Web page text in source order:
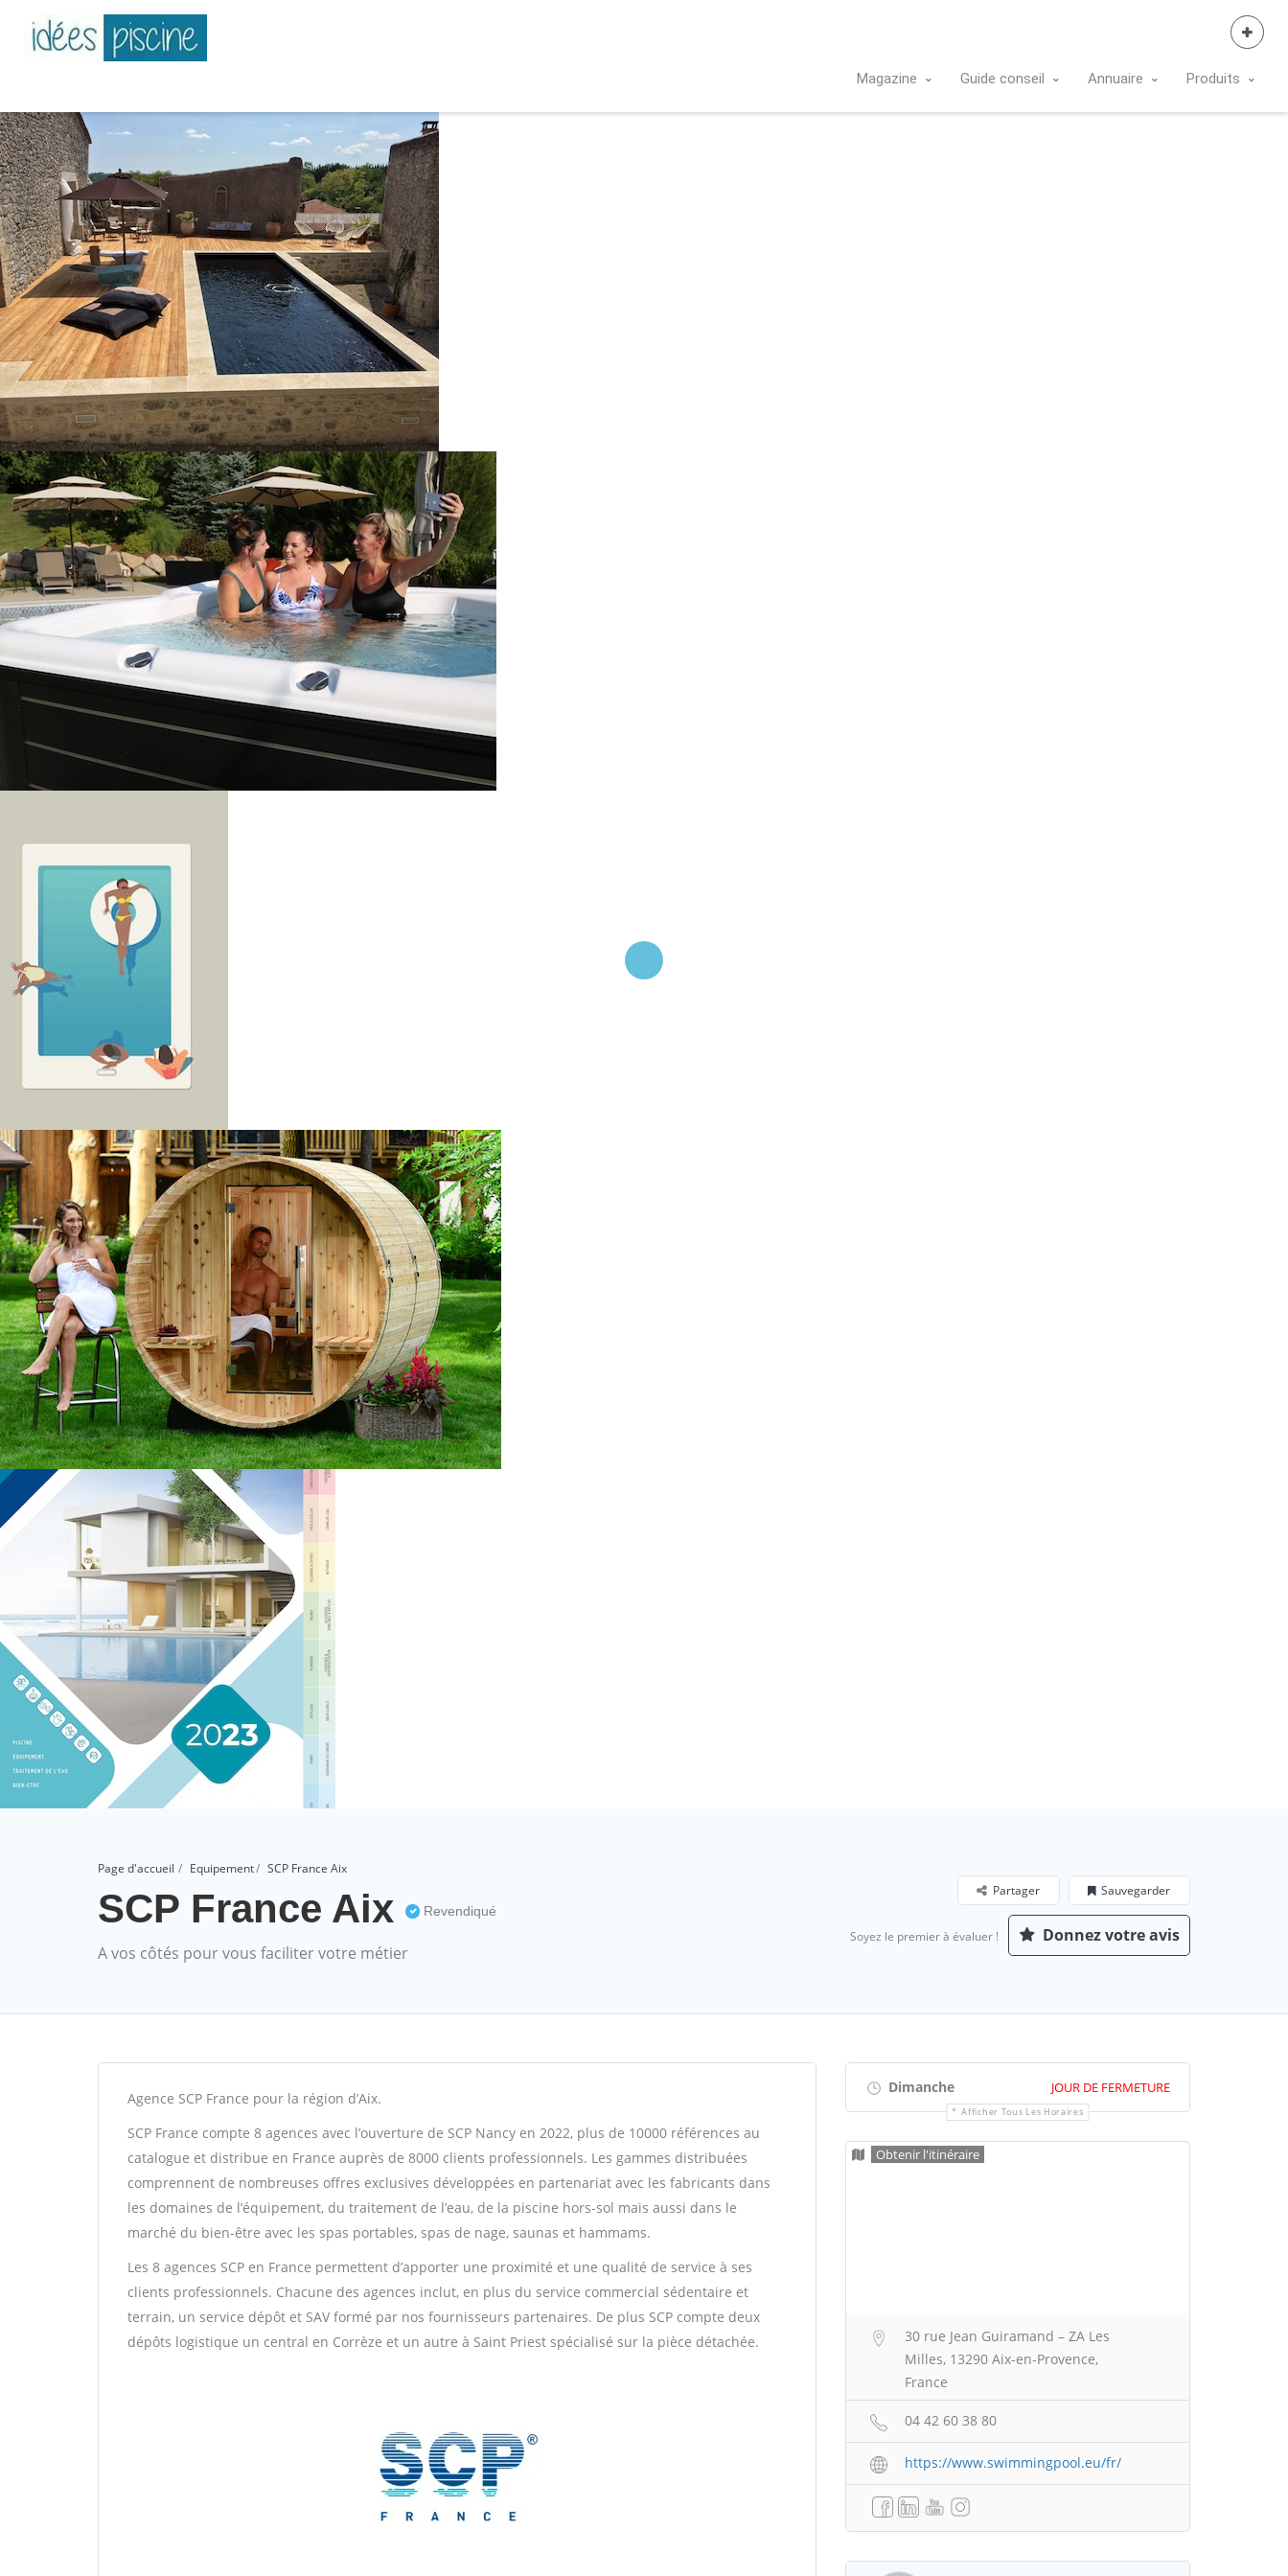
Magazine Guide conseil Annuaire Produits
Page d'accueil Equipement SCP France Aix
SCP France Aix Revendiqué
A vos côtés pour vous faciliter votre métier
Sauvegarder
Partager
Soyez le premier à évaluer ! Donnez votre avis
Agence SCP France pour la région d’Aix.
SCP France compte 8 agences avec l’ouverture de SCP Nancy en 2022, plus de 10000 références au
catalogue et distribue en France auprès de 8000 clients professionnels. Les gammes distribuées
comprennent de nombreuses offres exclusives développées en partenariat avec les fabricants dans
les domaines de l’équipement, du traitement de l’eau, de la piscine hors-sol mais aussi dans le
marché du bien-être avec les spas portables, spas de nage, saunas et hammams.
Les 8 agences SCP en France permettent d’apporter une proximité et une qualité de service à ses
clients professionnels. Chacune des agences inclut, en plus du service commercial sédentaire et
terrain, un service dépôt et SAV formé par nos fournisseurs partenaires. De plus SCP compte deux
dépôts logistique un central en Corrèze et un autre à Saint Priest spécialisé sur la pièce détachée.
Dimanche JOUR DE FERMETURE
Afficher Tous Les Horaires
Obtenir l'itinéraire
30 rue Jean Guiramand – ZA Les
Milles, 13290 Aix-en-Provence,
France
04 42 60 38 80
https://www.swimmingpool.eu/fr/